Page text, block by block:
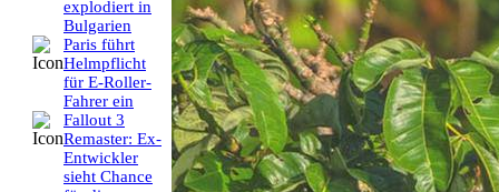
explodiert in
Bulgarien
Paris führt
Helmpflicht
für E-Roller-
Fahrer ein
Fallout 3
Remaster: Ex-
Entwickler
sieht Chance